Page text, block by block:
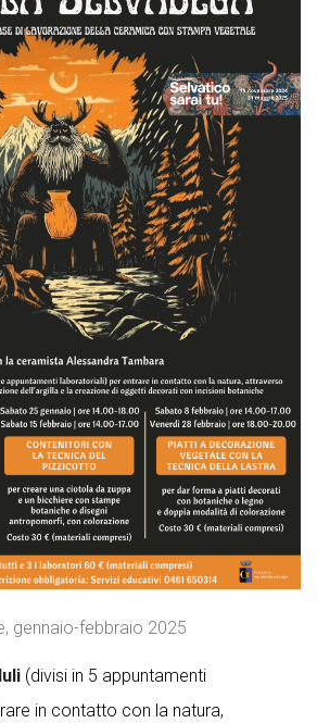
gennaio-febbraio 2025
(divisi in 5 appuntamenti
in contatto con la natura,